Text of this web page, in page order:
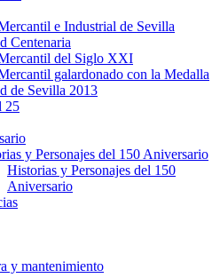
e Industrial de Sevilla
Centenaria
del Siglo XXI
galardonado con la Medalla
de Sevilla 2013
25
y Personajes del 150 Aniversario
Historias y Personajes del 150
Aniversario
y mantenimiento